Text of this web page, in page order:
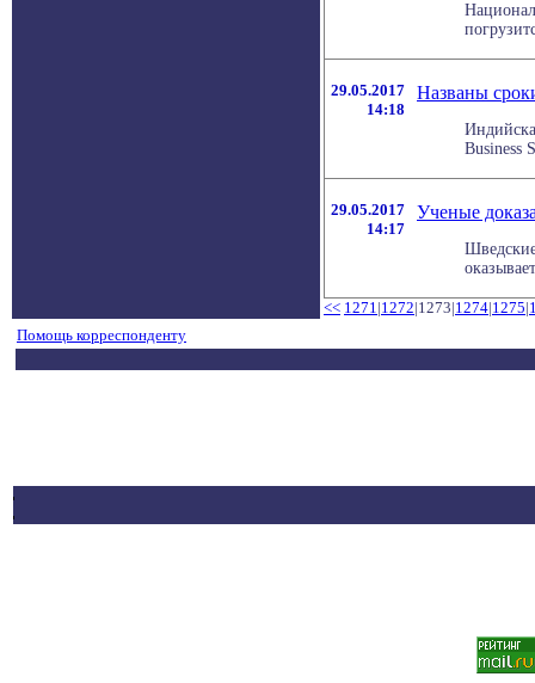
29.05.2017
14:18
Названы
Business
29.05.2017
14:17
Ученые
<< 1271|1272|1273|1274|1275|
Помощь корреспонденту